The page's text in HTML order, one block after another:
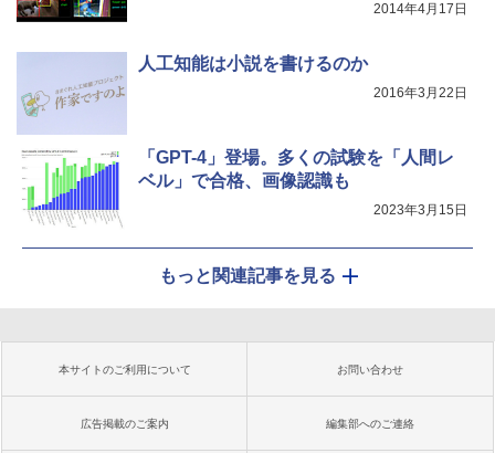
2014年4月17日
人工知能は小説を書けるのか
2016年3月22日
「GPT-4」登場。多くの試験を「人間レ
ベル」で合格、画像認識も
2023年3月15日
もっと関連記事を見る
本サイトのご利用について お問い合わせ
広告掲載のご案内 編集部へのご連絡